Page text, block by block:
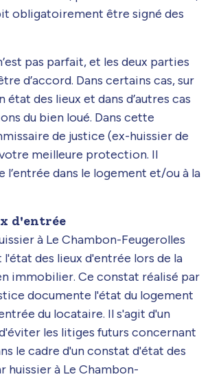
obligatoirement être signé des
pas parfait, et les deux parties
d’accord. Dans certains cas, sur
état des lieux et dans d’autres cas
du bien loué. Dans cette
de justice (ex-huissier de
meilleure protection. Il
l’entrée dans le logement et/ou à la
d'entrée
à Le Chambon-Feugerolles
des lieux d'entrée lors de la
immobilier. Ce constat réalisé par
documente l'état du logement
du locataire. Il s'agit d'un
les litiges futurs concernant
le cadre d'un constat d'état des
huissier à Le Chambon-